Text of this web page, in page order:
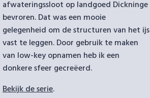
afwateringssloot op landgoed Dickninge
bevroren. Dat was een mooie
gelegenheid om de structuren van het ijs
vast te leggen. Door gebruik te maken
van low-key opnamen heb ik een
donkere sfeer gecreëerd.
Bekijk de serie.